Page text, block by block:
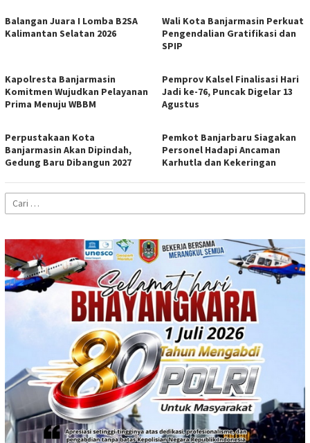
Balangan Juara I Lomba B2SA
Kalimantan Selatan 2026
Wali Kota Banjarmasin Perkuat
Pengendalian Gratifikasi dan
SPIP
Kapolresta Banjarmasin
Komitmen Wujudkan Pelayanan
Prima Menuju WBBM
Pemprov Kalsel Finalisasi Hari
Jadi ke-76, Puncak Digelar 13
Agustus
Perpustakaan Kota
Banjarmasin Akan Dipindah,
Gedung Baru Dibangun 2027
Pemkot Banjarbaru Siagakan
Personel Hadapi Ancaman
Karhutla dan Kekeringan
Cari
untuk: